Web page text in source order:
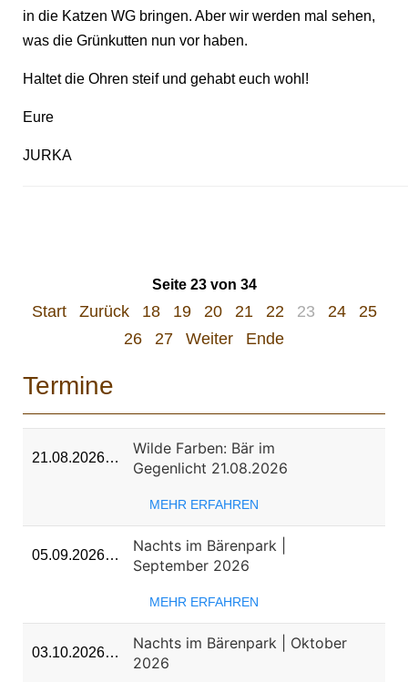
in die Katzen WG bringen. Aber wir werden mal sehen,
was die Grünkutten nun vor haben.
Haltet die Ohren steif und gehabt euch wohl!
Eure
JURKA
Seite 23 von 34
Start Zurück 18 19 20 21 22 23 24
25
26
27 Weiter Ende
Termine
21.08.2026…
Wilde Farben: Bär im
Gegenlicht 21.08.2026
MEHR ERFAHREN
05.09.2026…
Nachts im Bärenpark |
September 2026
MEHR ERFAHREN
03.10.2026…
Nachts im Bärenpark | Oktober
2026